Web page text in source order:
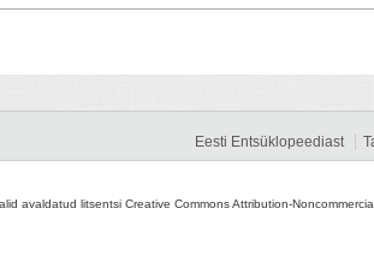
Eesti Entsüklopeediast
avaldatud litsentsi Creative Commons Attribution-